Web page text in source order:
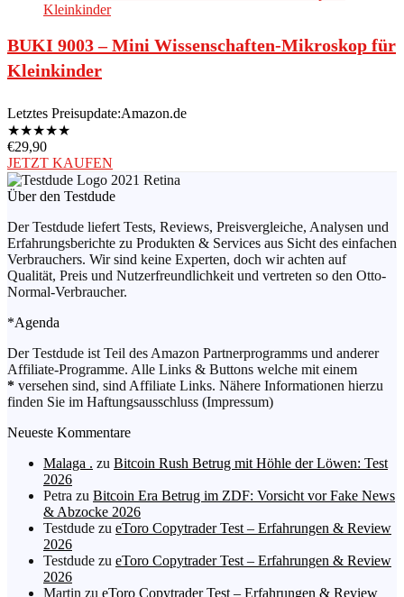
BUKI 9003 – Mini Wissenschaften-Mikroskop für
Kleinkinder
Letztes Preisupdate:Amazon.de
★★★★★
€29,90
JETZT KAUFEN
Über den Testdude
Der Testdude liefert Tests, Reviews, Preisvergleiche, Analysen und
Erfahrungsberichte zu Produkten & Services aus Sicht des einfachen
Verbrauchers. Wir sind keine Experten, doch wir achten auf
Qualität, Preis und Nutzerfreundlichkeit und vertreten so den Otto-
Normal-Verbraucher.
*Agenda
Der Testdude ist Teil des Amazon Partnerprogramms und anderer
Affiliate-Programme. Alle Links & Buttons welche mit einem
* versehen sind, sind Affiliate Links. Nähere Informationen hierzu
finden Sie im Haftungsausschluss (Impressum)
Neueste Kommentare
Malaga . zu Bitcoin Rush Betrug mit Höhle der Löwen: Test
2026
Petra zu Bitcoin Era Betrug im ZDF: Vorsicht vor Fake News
& Abzocke 2026
Testdude zu eToro Copytrader Test – Erfahrungen & Review
2026
Testdude zu eToro Copytrader Test – Erfahrungen & Review
2026
Martin zu eToro Copytrader Test – Erfahrungen & Review